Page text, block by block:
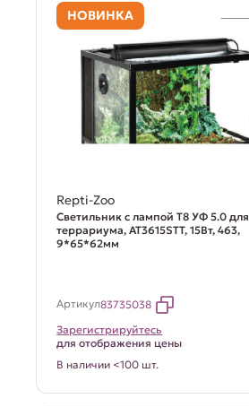
НОВИНКА
Repti-Zoo
Светильник с лампой Т8 УФ 5.0 для
террариума, AT3615STT, 15Вт, 463,
9*65*62мм
Артикул83735038
Зарегистрируйтесь
для отображения цены
В наличии <100 шт.